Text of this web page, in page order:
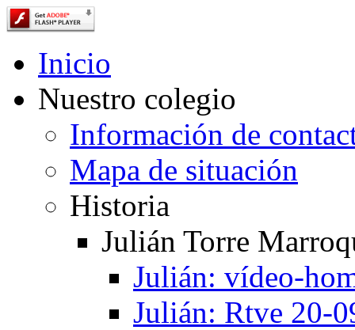
Inicio
Nuestro colegio
Información de
Mapa de situación
Historia
Julián Torre
Julián: vídeo-
Julián: Rtve 20-